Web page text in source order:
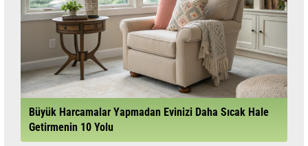
Büyük Harcamalar Yapmadan Evinizi Daha Sıcak Hale
Getirmenin 10 Yolu